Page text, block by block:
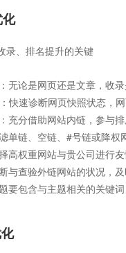
录、排名提升的关键
无论是网页还是文章，收
快速诊断网页快照状态，
充分借助网站内链，参与
单链、空链、#号链或降权
高权重网站与贵公司进行
与查验外链网站的状况，
要包含与主题相关的关键